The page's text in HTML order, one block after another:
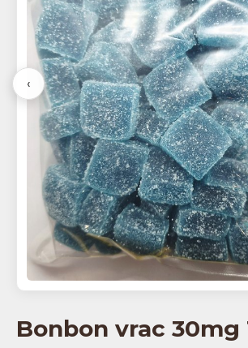
‹
Bonbon vrac 30mg